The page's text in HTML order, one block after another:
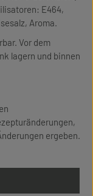
E464,
Aroma.
Vor dem
lagern und binnen
ergeben.